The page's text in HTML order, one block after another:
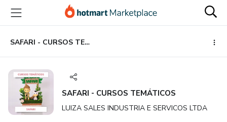
para
conteúdo
principal
para
pagamento
para
rodapé
SAFARI - CURSOS TEMÁTICOS
SAFARI - CURSOS TEMÁTICOS
LUIZA SALES INDUSTRIA E SERVICOS LTDA